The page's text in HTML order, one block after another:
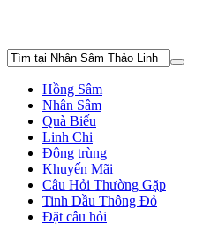
Hồng Sâm
Nhân Sâm
Quà Biếu
Linh Chi
Đông trùng
Khuyến Mãi
Câu Hỏi Thường Gặp
Tinh Dầu Thông Đỏ
Đặt câu hỏi